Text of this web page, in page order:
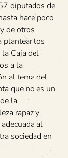
diputados de
hace poco
de otros
plantear los
la Caja del
a la
al tema del
que no es un
la
rapaz y
al
sociedad en